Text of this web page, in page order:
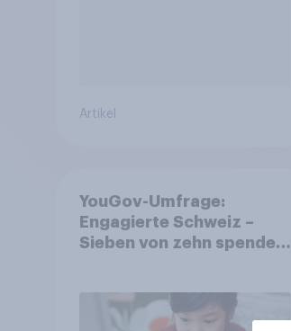
Artikel
YouGov-Umfrage:
Engagierte Schweiz –
Sieben von zehn spenden,